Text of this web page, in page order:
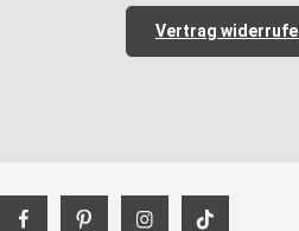
Vertrag